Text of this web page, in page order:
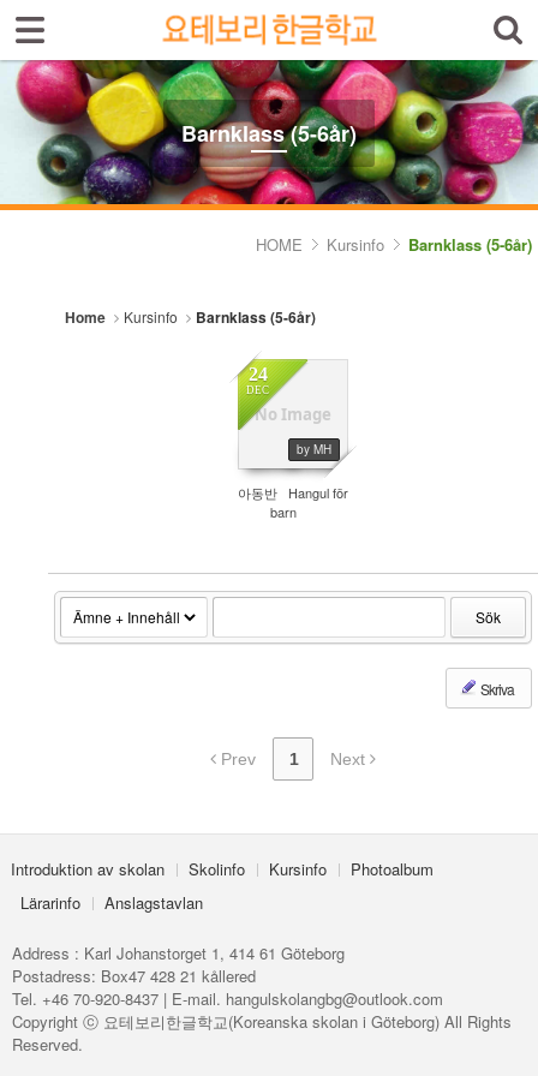
Barnklass (5-6år)
HOME Kursinfo Barnklass (5-6år)
Home Kursinfo Barnklass (5-6år)
No Image
24
DEC
by MH
1296
아동반 Hangul för
barn
Sök
Skriva
Prev 1 Next
Introduktion av skolan Skolinfo Kursinfo
Photoalbum
Lärarinfo
Anslagstavlan
Address : Karl Johanstorget 1, 414 61 Göteborg
Postadress: Box47 428 21 kållered
Tel. +46 70-920-8437 | E-mail. hangulskolangbg@outlook.com
Copyright ⓒ 요테보리한글학교(Koreanska skolan i Göteborg) All Rights
Reserved.
Sign In Sign Up
Select language
Introduktion av skolan
Skolinfo
- Barnklass (5-6år)
- Matlagningsklass
- K-Make-up kurs
Sketchbook5, 스케치북5
Sketchbook5, 스케치북5